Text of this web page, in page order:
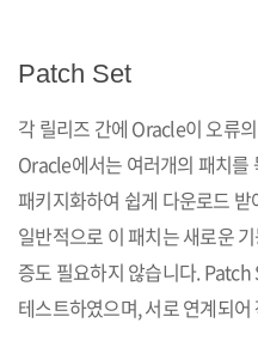
Patch Set
각 릴리즈 간에 Oracle이 오류
Oracle에서는 여러개의 패치를
패키지화하여 쉽게 다운로드
일반적으로 이 패치는 새로운
증도 필요하지 않습니다.
테스트하였으며, 서로 연계되어